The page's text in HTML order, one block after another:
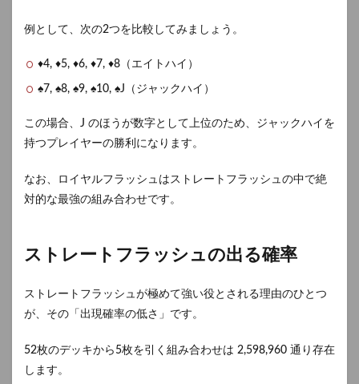
例として、次の2つを比較してみましょう。
♦4, ♦5, ♦6, ♦7, ♦8（エイトハイ）
♠7, ♠8, ♠9, ♠10, ♠J（ジャックハイ）
この場合、J のほうが数字として上位のため、ジャックハイを
持つプレイヤーの勝利になります。
なお、ロイヤルフラッシュはストレートフラッシュの中で絶
対的な最強の組み合わせです。
ストレートフラッシュの出る確率
ストレートフラッシュが極めて強い役とされる理由のひとつ
が、その「出現確率の低さ」です。
52枚のデッキから5枚を引く組み合わせは 2,598,960 通り存在
します。